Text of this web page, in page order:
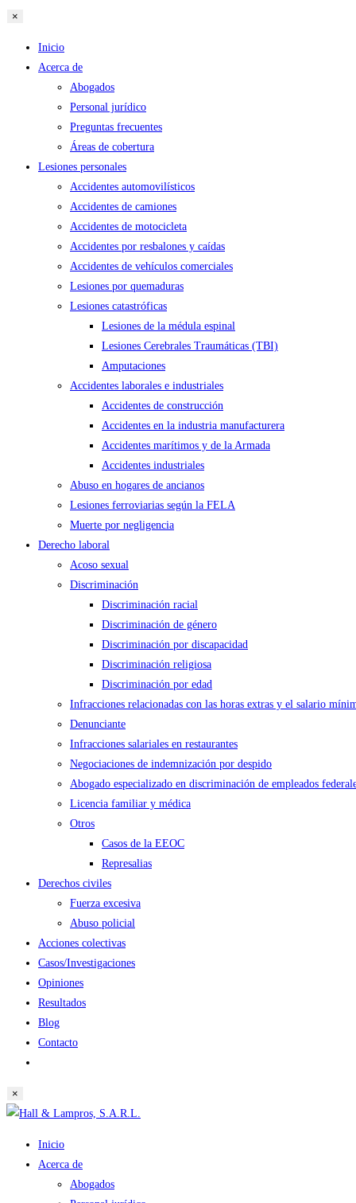
×
Inicio
Acerca de
Abogados
Personal jurídico
Preguntas frecuentes
Áreas de cobertura
Lesiones personales
Accidentes automovilísticos
Accidentes de camiones
Accidentes de motocicleta
Accidentes por resbalones y caídas
Accidentes de vehículos comerciales
Lesiones por quemaduras
Lesiones catastróficas
Lesiones de la médula espinal
Lesiones Cerebrales Traumáticas (TBI)
Amputaciones
Accidentes laborales e industriales
Accidentes de construcción
Accidentes en la industria manufacturera
Accidentes marítimos y de la Armada
Accidentes industriales
Abuso en hogares de ancianos
Lesiones ferroviarias según la FELA
Muerte por negligencia
Derecho laboral
Acoso sexual
Discriminación
Discriminación racial
Discriminación de género
Discriminación por discapacidad
Discriminación religiosa
Discriminación por edad
Infracciones relacionadas con las horas extras y el salario
Denunciante
Infracciones salariales en restaurantes
Negociaciones de indemnización por despido
Abogado especializado en discriminación de empleados
Licencia familiar y médica
Otros
Casos de la EEOC
Represalias
Derechos civiles
Fuerza excesiva
Abuso policial
Acciones colectivas
Casos/Investigaciones
Opiniones
Resultados
Blog
Contacto
la
web
×
Saltar
contenido
Inicio
Acerca de
Abogados